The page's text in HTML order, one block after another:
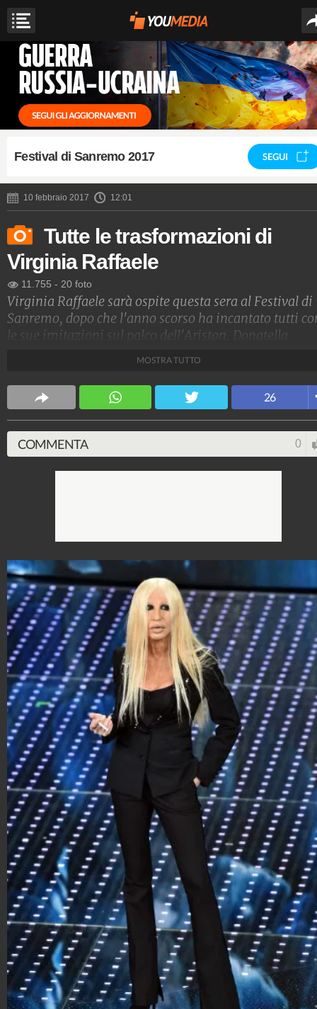
Festival di Sanremo 2017 SEGUI
10 febbraio 2017 12:01
Tutte le trasformazioni di
Virginia Raffaele
11.755 - 20 foto
Virginia Raffaele sarà ospite questa sera al Festival di
Sanremo, dopo che l'anno scorso ha incantato tutti
le sue imitazioni sul palco dell'Ariston. Donatella
Stile e trend
MOSTRA TUTTO
26
COMMENTA 0